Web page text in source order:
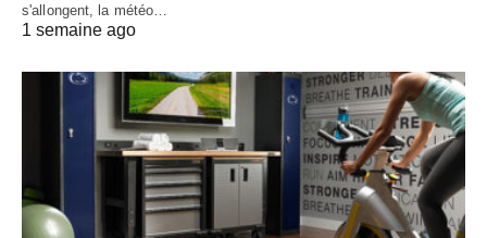
s'allongent, la météo…
1 semaine ago